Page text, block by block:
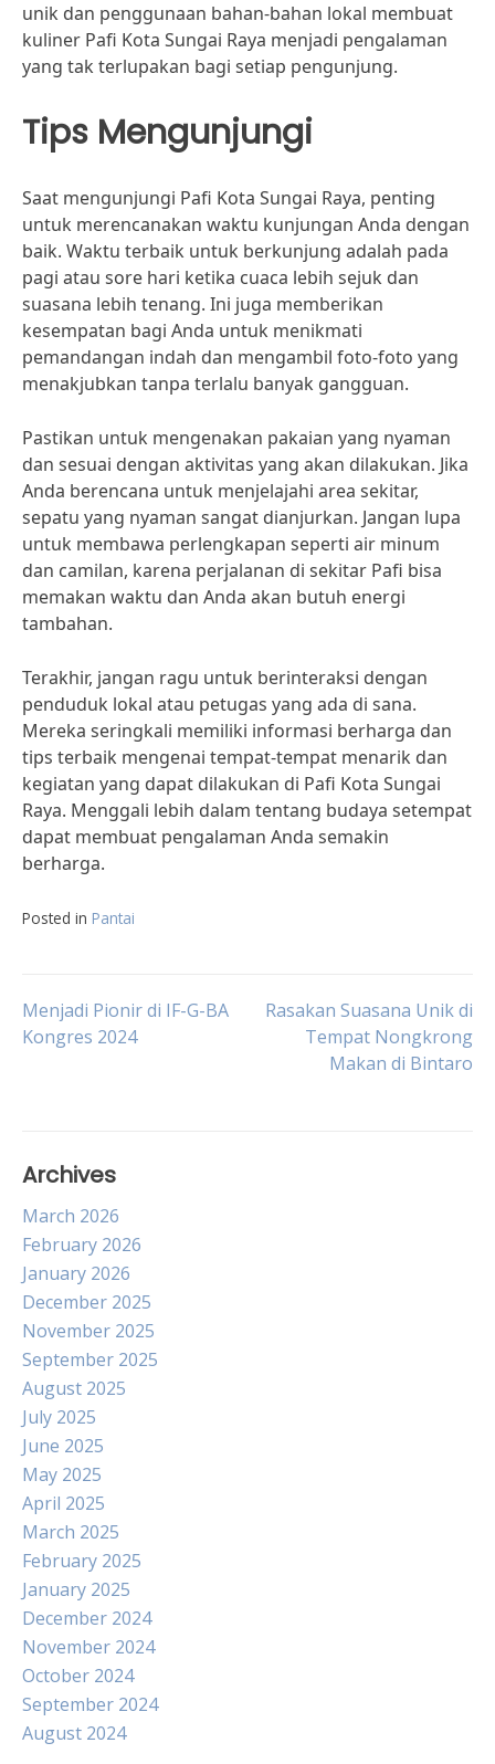
unik dan penggunaan bahan-bahan lokal membuat
kuliner Pafi Kota Sungai Raya menjadi pengalaman
yang tak terlupakan bagi setiap pengunjung.
Tips Mengunjungi
Saat mengunjungi Pafi Kota Sungai Raya, penting
untuk merencanakan waktu kunjungan Anda dengan
baik. Waktu terbaik untuk berkunjung adalah pada
pagi atau sore hari ketika cuaca lebih sejuk dan
suasana lebih tenang. Ini juga memberikan
kesempatan bagi Anda untuk menikmati
pemandangan indah dan mengambil foto-foto yang
menakjubkan tanpa terlalu banyak gangguan.
Pastikan untuk mengenakan pakaian yang nyaman
dan sesuai dengan aktivitas yang akan dilakukan. Jika
Anda berencana untuk menjelajahi area sekitar,
sepatu yang nyaman sangat dianjurkan. Jangan lupa
untuk membawa perlengkapan seperti air minum
dan camilan, karena perjalanan di sekitar Pafi bisa
memakan waktu dan Anda akan butuh energi
tambahan.
Terakhir, jangan ragu untuk berinteraksi dengan
penduduk lokal atau petugas yang ada di sana.
Mereka seringkali memiliki informasi berharga dan
tips terbaik mengenai tempat-tempat menarik dan
kegiatan yang dapat dilakukan di Pafi Kota Sungai
Raya. Menggali lebih dalam tentang budaya setempat
dapat membuat pengalaman Anda semakin
berharga.
Posted in Pantai
Post
Menjadi Pionir di IF-G-BA
Kongres 2024
Rasakan Suasana Unik di
Tempat Nongkrong
Makan di Bintaro
Archives
March 2026
February 2026
January 2026
December 2025
November 2025
September 2025
August 2025
July 2025
June 2025
May 2025
April 2025
March 2025
February 2025
January 2025
December 2024
November 2024
October 2024
September 2024
August 2024